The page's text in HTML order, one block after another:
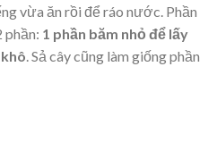
vừa ăn rồi để ráo nước. Phần
phần: 1 phần băm nhỏ để lấy
. Sả cây cũng làm giống phần